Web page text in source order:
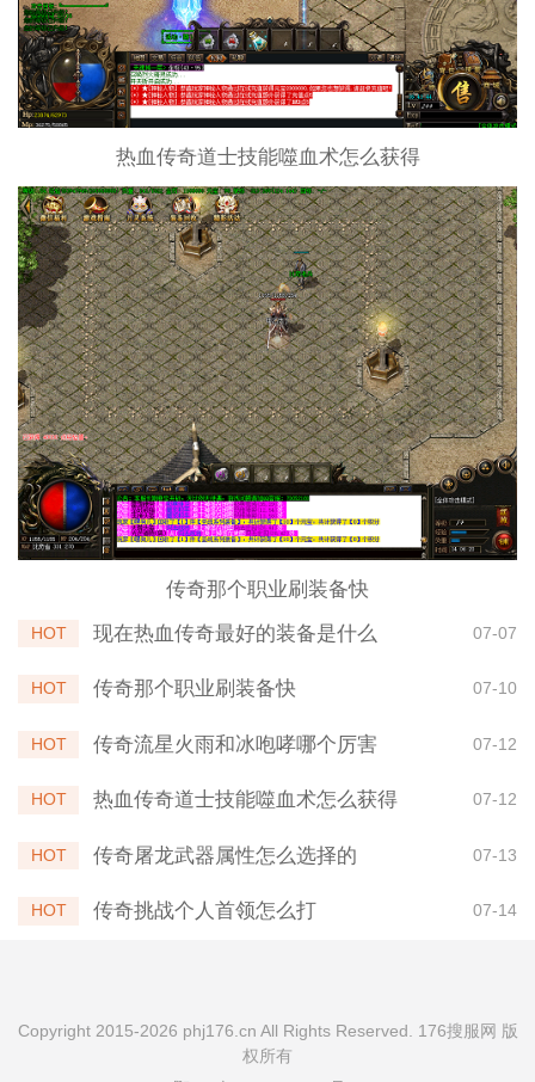
热血传奇道士技能噬血术怎么获得
传奇那个职业刷装备快
HOT 现在热血传奇最好的装备是什么 07-07
HOT 传奇那个职业刷装备快 07-10
HOT 传奇流星火雨和冰咆哮哪个厉害 07-12
HOT 热血传奇道士技能噬血术怎么获得 07-12
HOT 传奇屠龙武器属性怎么选择的 07-13
HOT 传奇挑战个人首领怎么打 07-14
Copyright 2015-2026 phj176.cn All Rights Reserved. 176搜服网 版
权所有